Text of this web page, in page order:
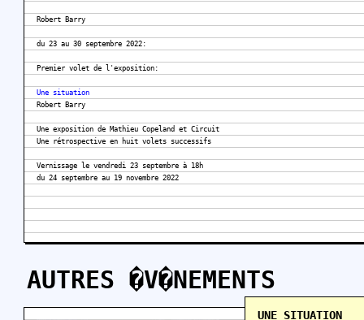
Robert Barry
du 23 au 30 septembre 2022:
Premier volet de l'exposition:
Une situation
Robert Barry
Une exposition de Mathieu Copeland et Circuit
Une rétrospective en huit volets successifs
Vernissage le vendredi 23 septembre à 18h
du 24 septembre au 19 novembre 2022
AUTRES �V�NEMENTS
UNE SITUATION